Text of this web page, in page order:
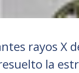
rayos X
la